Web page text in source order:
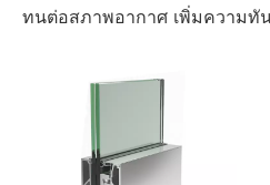
ทนต่อสภาพอากาศ เพิ่มความทั